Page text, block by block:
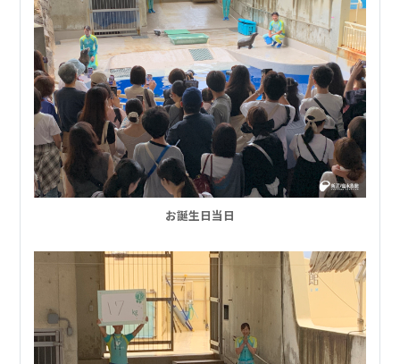
お誕生日当日